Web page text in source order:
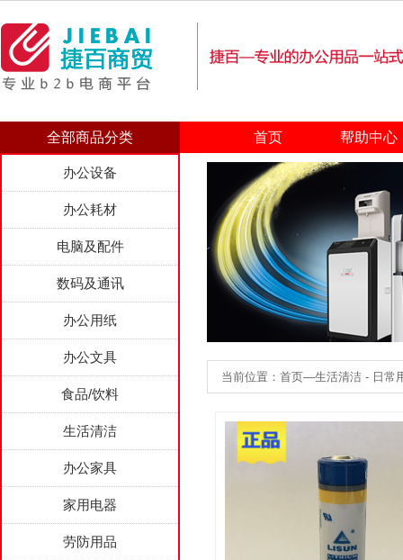
全部商品分类 首页 帮助中心
办公设备
办公耗材
电脑及配件
数码及通讯
办公用纸
办公文具
食品/饮料
生活清洁
办公家具
家用电器
劳防用品
当前位置：首页—生活清洁 - 日常